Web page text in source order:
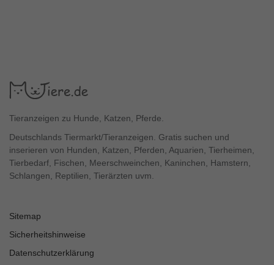
Tieranzeigen zu Hunde, Katzen, Pferde.
Deutschlands Tiermarkt/Tieranzeigen. Gratis suchen und
inserieren von Hunden, Katzen, Pferden, Aquarien, Tierheimen,
Tierbedarf, Fischen, Meerschweinchen, Kaninchen, Hamstern,
Schlangen, Reptilien, Tierärzten uvm.
Sitemap
Sicherheitshinweise
Datenschutzerklärung